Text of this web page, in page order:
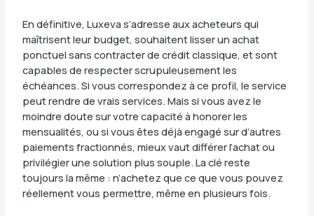
En définitive, Luxeva s’adresse aux acheteurs qui
maîtrisent leur budget, souhaitent lisser un achat
ponctuel sans contracter de crédit classique, et sont
capables de respecter scrupuleusement les
échéances. Si vous correspondez à ce profil, le service
peut rendre de vrais services. Mais si vous avez le
moindre doute sur votre capacité à honorer les
mensualités, ou si vous êtes déjà engagé sur d’autres
paiements fractionnés, mieux vaut différer l’achat ou
privilégier une solution plus souple. La clé reste
toujours la même : n’achetez que ce que vous pouvez
réellement vous permettre, même en plusieurs fois.